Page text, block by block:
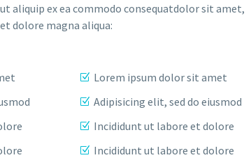
aliquip ex ea commodo consequatdolor sit amet,
dolore magna aliqua:
Lorem ipsum dolor sit amet
Adipisicing elit, sed do eiusmod
Incididunt ut labore et dolore
Incididunt ut labore et dolore